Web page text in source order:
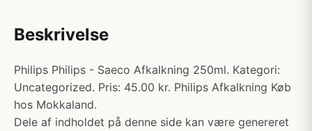
Beskrivelse
Philips Philips - Saeco Afkalkning 250ml. Kategori:
Uncategorized. Pris: 45.00 kr. Philips Afkalkning Køb
hos Mokkaland.
Dele af indholdet på denne side kan være genereret